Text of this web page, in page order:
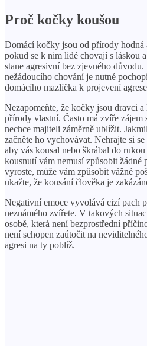
Proč kočky koušou
Domácí kočky jsou od přírody hodná
pokud se k nim lidé chovají s láskou
stane agresivní bez zjevného
nežádoucího chování je nutné
domácího mazlíčka k projevení
Nezapomeňte, že kočky jsou dravci
přírody vlastní. Často má zvíře zájem
nechce majiteli záměrně ublížit.
začněte ho vychovávat. Nehrajte si
aby vás kousal nebo škrábal do
kousnutí vám nemusí způsobit žádné
vyroste, může vám způsobit vážné
ukažte, že kousání člověka je
Negativní emoce vyvolává cizí pach
neznámého zvířete. V takových
osobě, která není bezprostřední
není schopen zaútočit na
agresi na ty poblíž.